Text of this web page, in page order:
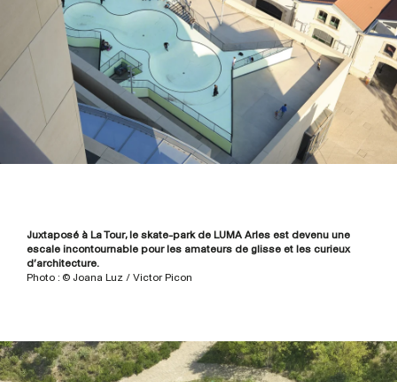
Juxtaposé à La Tour, le skate-park de LUMA Arles est devenu une
escale incontournable pour les amateurs de glisse et les curieux
d’architecture.
Photo : © Joana Luz / Victor Picon